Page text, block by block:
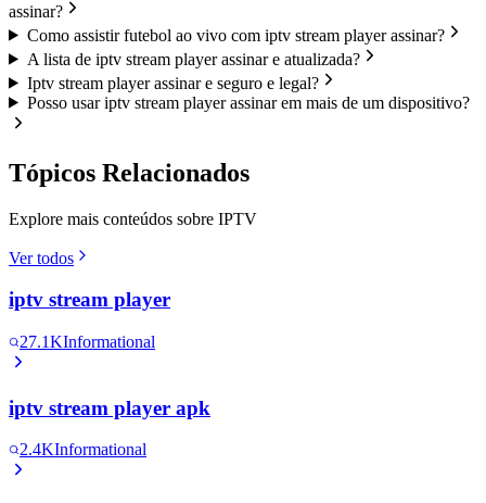
assinar?
Como assistir futebol ao vivo com iptv stream player assinar?
A lista de iptv stream player assinar e atualizada?
Iptv stream player assinar e seguro e legal?
Posso usar iptv stream player assinar em mais de um dispositivo?
Tópicos Relacionados
Explore mais conteúdos sobre IPTV
Ver todos
iptv stream player
27.1KInformational
iptv stream player apk
2.4KInformational